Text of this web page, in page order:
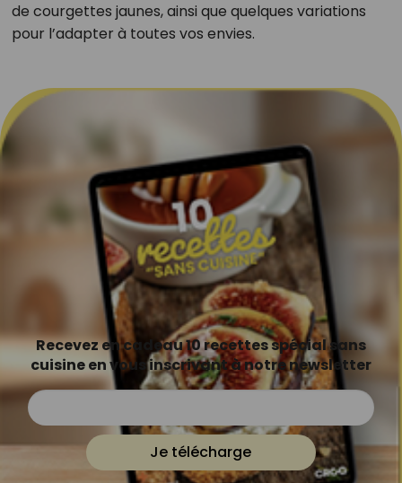
de courgettes jaunes, ainsi que quelques variations
pour l’adapter à toutes vos envies.
Recevez en cadeau 10 recettes spécial sans
cuisine en vous inscrivant à notre newsletter
Je télécharge